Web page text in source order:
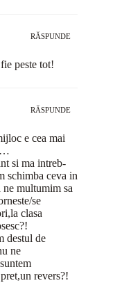
RĂSPUNDE
peste tot!
RĂSPUNDE
e cea mai
si ma intreb-
schimba ceva in
multumim sa
se
clasa
destul de
ne
revers?!